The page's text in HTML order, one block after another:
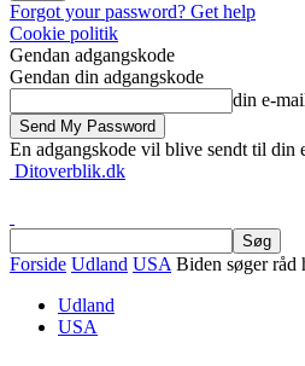
Forgot your password? Get help
Cookie politik
Gendan adgangskode
Gendan din adgangskode
din e-
En adgangskode vil blive sendt til din
Ditoverblik.dk
Forside Udland USA Biden søger råd
Udland
USA